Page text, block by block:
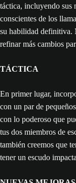
táctica, incluyendo sus
conscientes de los
su habilidad definitiva.
refinar más cambios
TÁCTICA
En primer lugar,
con un par de
con lo poderoso que
tus dos miembros de
también creemos que
tener un escudo